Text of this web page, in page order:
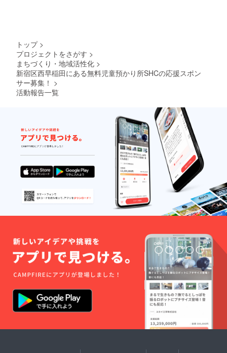
トップ >
プロジェクトをさがす >
まちづくり・地域活性化 >
新宿区西早稲田にある無料児童預かり所SHCの応援スポン
サー募集！ >
活動報告一覧